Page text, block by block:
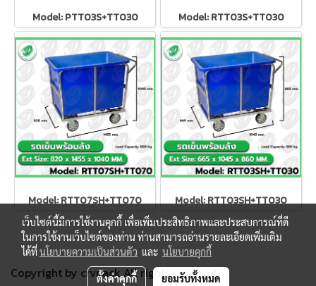
Model: PTT03S+TT030 Model: RTT03S+TT030
Model: RTT07SH+TT070 Model: RTT03SH+TT030
Copyright by crvpack All rights reserved.
เว็บไซต์นี้มีการใช้งานคุกกี้ เพื่อเพิ่มประสิทธิภาพและประสบการณ์ที่ดี
ในการใช้งานเว็บไซต์ของท่าน ท่านสามารถอ่านรายละเอียดเพิ่มเติม
ได้ที่นโยบายความเป็นส่วนตัว และ นโยบายคุกกี้
ตั้งค่าคุกกี้ ยอมรับทั้งหมด